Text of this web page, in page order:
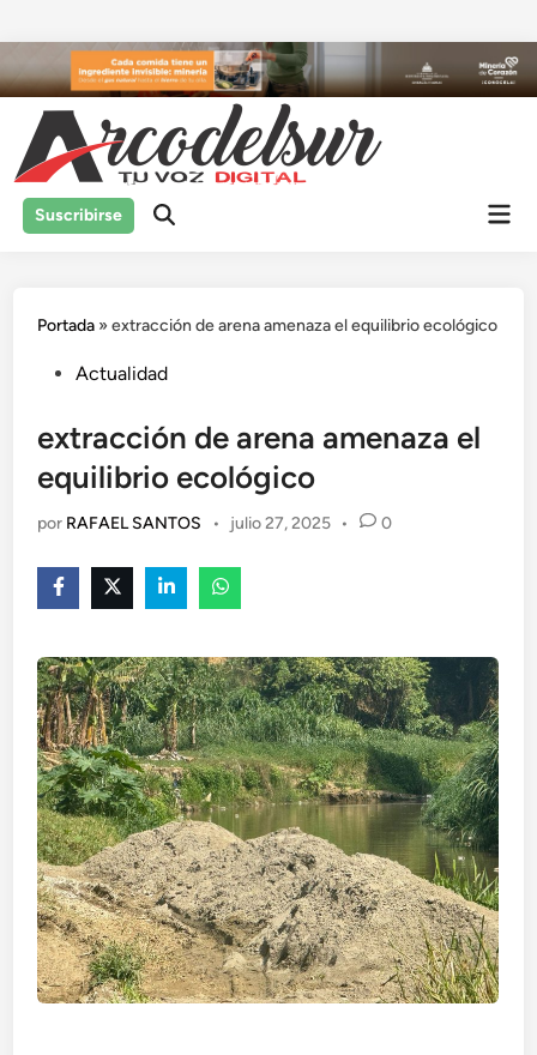
al
contenido
Suscribirse
Portada »extracción de arena amenaza el equilibrio ecológico
Publicado
Actualidad
extracción de arena amenaza el
equilibrio ecológico
por RAFAEL SANTOS • julio 27, 2025 • 0